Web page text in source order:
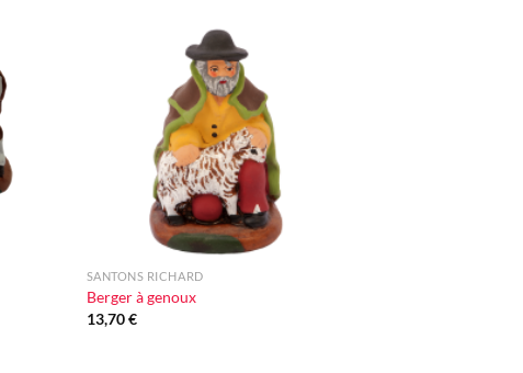
d'envie
SANTONS RICHARD
Berger à genoux
13,70€